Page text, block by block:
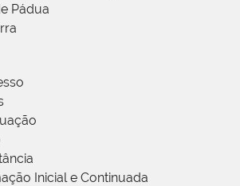
Pádua
Inicial e Continuada